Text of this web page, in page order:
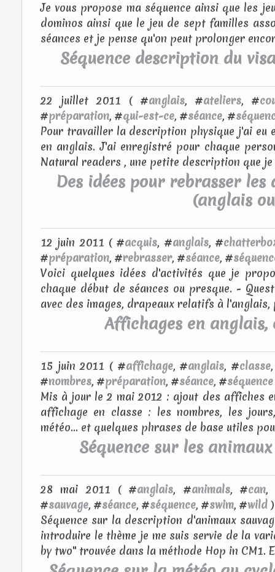
Je vous propose ma séquence ainsi que les
dominos ainsi que le jeu de sept familles
séances et je pense qu'on peut prolonger
Séquence description du
22 juillet 2011 ( #anglais, #ateliers, #
#préparation, #qui-est-ce, #séance, #
Pour travailler la description physique j'ai eu
en anglais. J'ai enregistré pour chaque
Natural readers , une petite description que
Des idées pour rebrasser
(anglais
12 juin 2011 ( #acquis, #anglais, #
#préparation, #rebrasser, #séance, #
Voici quelques idées d'activités que je
chaque début de séances ou presque. -
avec des images, drapeaux relatifs à
Affichages en
15 juin 2011 ( #affichage, #anglais, #classe
#nombres, #préparation, #séance, #séquence
Mis à jour le 2 mai 2012 : ajout des affiches
affichage en classe : les nombres, les
météo... et quelques phrases de base utiles
Séquence sur les
28 mai 2011 ( #anglais, #animals, #can,
#sauvage, #séance, #séquence, #swim, #wild )
Séquence sur la description d'animaux
introduire le thème je me suis servie de la
by two" trouvée dans la méthode Hop in CM1.